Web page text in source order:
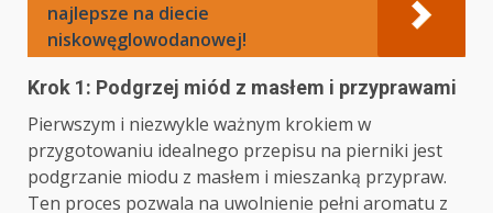
najlepsze na diecie
niskowęglowodanowej!
Krok 1: Podgrzej miód z masłem i przyprawami
Pierwszym i niezwykle ważnym krokiem w
przygotowaniu idealnego przepisu na pierniki jest
podgrzanie miodu z masłem i mieszanką przypraw.
Ten proces pozwala na uwolnienie pełni aromatu z